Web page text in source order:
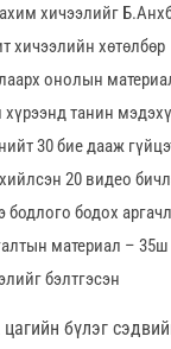
хичээлийг
хичээлийн хөтөлбөр
онолын
танин
30 бие дааж
20 видео
бодох
материал – 35ш
бэлтгэсэн
цагийн бүлэг